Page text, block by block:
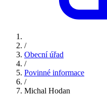
/
Obecní úřad
/
Povinné informace
/
Michal Hodan